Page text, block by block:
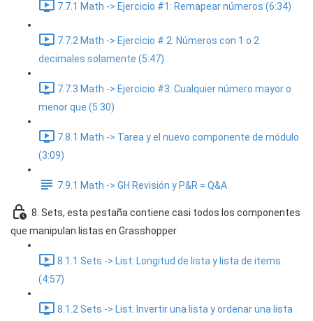
7.7.1 Math -> Ejercicio #1: Remapear números (6:34)
7.7.2 Math -> Ejercicio # 2: Números con 1 o 2
decimales solamente (5:47)
7.7.3 Math -> Ejercicio #3: Cualquier número mayor o
menor que (5:30)
7.8.1 Math -> Tarea y el nuevo componente de módulo
(3:09)
7.9.1 Math -> GH Revisión y P&R = Q&A
8. Sets, esta pestaña contiene casi todos los componentes
que manipulan listas en Grasshopper
8.1.1 Sets -> List: Longitud de lista y lista de items
(4:57)
8.1.2 Sets -> List: Invertir una lista y ordenar una lista